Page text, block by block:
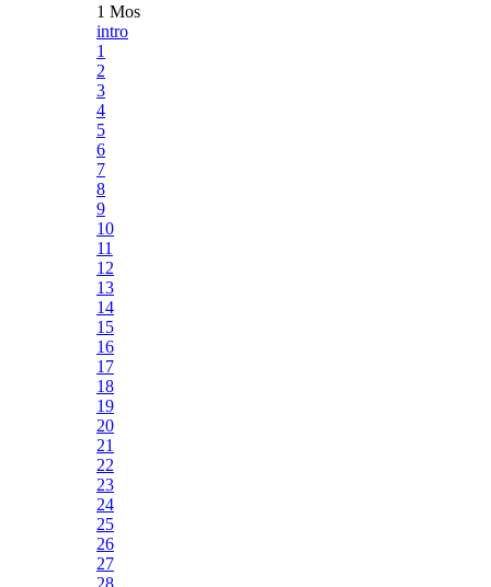
1 Mos
intro
1
2
3
4
5
6
7
8
9
10
11
12
13
14
15
16
17
18
19
20
21
22
23
24
25
26
27
28